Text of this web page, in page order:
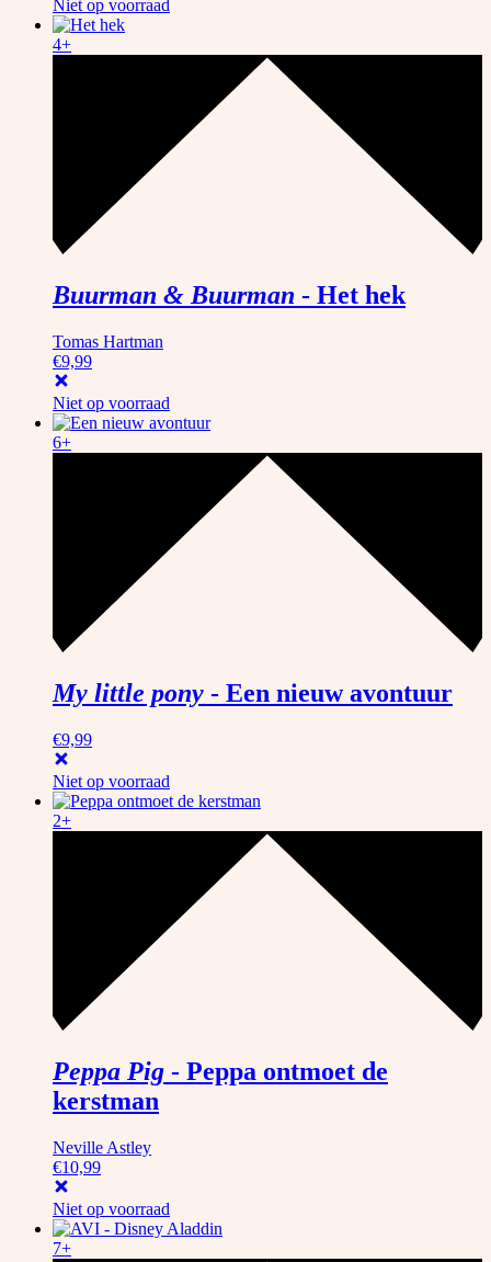
Niet op voorraad
4+
Buurman & Buurman - Het hek
Tomas Hartman
€9,99
Niet op voorraad
6+
My little pony - Een nieuw avontuur
€9,99
Niet op voorraad
2+
Peppa Pig - Peppa ontmoet de
kerstman
Neville Astley
€10,99
Niet op voorraad
7+